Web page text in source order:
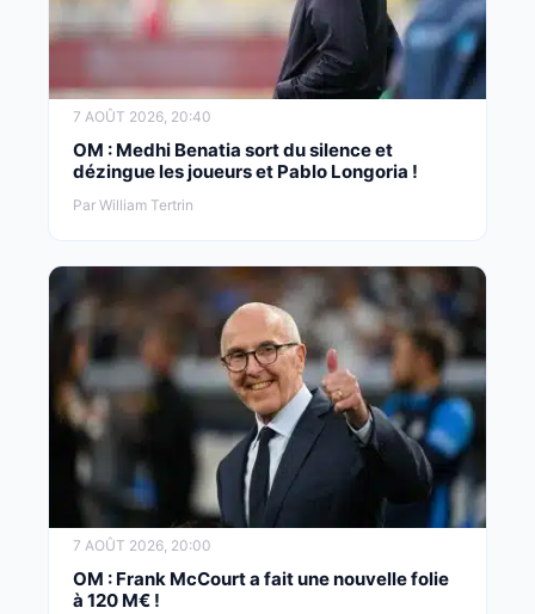
7 AOÛT 2026, 20:40
OM : Medhi Benatia sort du silence et
dézingue les joueurs et Pablo Longoria !
Par William Tertrin
7 AOÛT 2026, 20:00
OM : Frank McCourt a fait une nouvelle folie
à 120 M€ !